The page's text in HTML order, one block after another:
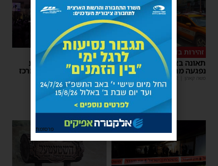
זהירות בדרכים
תאונה באשדוד: הולכת רגל
נפגעה מרכב חולף
משה קאהן |
12:22
גלריה
הצלחה מסחררת למופע
סיום בין הזמנים של 'המרכז
למורשת' ו'מהות'
משה קאהן 09:34
פרסומת